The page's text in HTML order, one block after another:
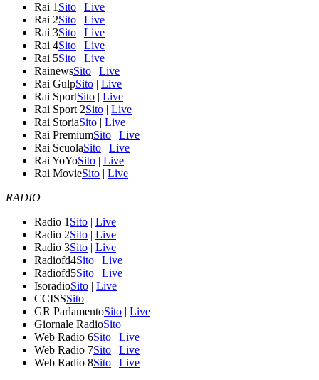
Rai 1 Sito | Live
Rai 2Sito | Live
Rai 3Sito | Live
Rai 4Sito | Live
Rai 5Sito | Live
RainewsSito | Live
Rai GulpSito | Live
Rai SportSito | Live
Rai Sport 2Sito | Live
Rai StoriaSito | Live
Rai PremiumSito | Live
Rai ScuolaSito | Live
Rai YoYoSito | Live
Rai MovieSito | Live
RADIO
Radio 1 Sito | Live
Radio 2Sito | Live
Radio 3Sito | Live
Radiofd4Sito | Live
Radiofd5Sito | Live
IsoradioSito | Live
CCISSSito
GR ParlamentoSito | Live
Giornale RadioSito
Web Radio 6Sito | Live
Web Radio 7Sito | Live
Web Radio 8Sito | Live